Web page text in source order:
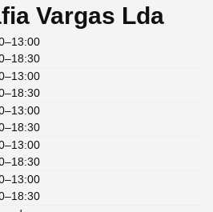
Vargas Lda